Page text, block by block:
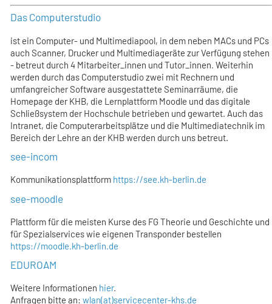
Das Computerstudio
ist ein Computer- und Multimediapool, in dem neben MACs und PCs
auch Scanner, Drucker und Multimediageräte zur Verfügung stehen
- betreut durch 4 Mitarbeiter_innen und Tutor_innen. Weiterhin
werden durch das Computerstudio zwei mit Rechnern und
umfangreicher Software ausgestattete Seminarräume, die
Homepage der KHB, die Lernplattform Moodle und das digitale
Schließsystem der Hochschule betrieben und gewartet. Auch das
Intranet, die Computerarbeitsplätze und die Multimediatechnik im
Bereich der Lehre an der KHB werden durch uns betreut.
see-incom
Kommunikationsplattform https://see.kh-berlin.de
see-moodle
Plattform für die meisten Kurse des FG Theorie und Geschichte und
für Spezialservices wie eigenen Transponder bestellen
https://moodle.kh-berlin.de
EDUROAM
Weitere Informationen hier.
Anfragen bitte an:wlan(at)servicecenter-khs.de